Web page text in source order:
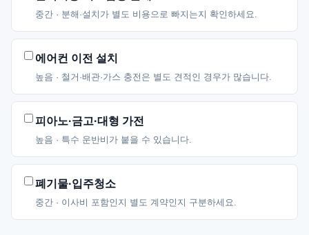
중간 · 분해·설치가 별도 비용으로 빠지는지 확인하세요.
에어컨 이전 설치
높음 · 철거·배관·가스 충전은 별도 견적인 경우가 많습니다.
피아노·금고·대형 가전
높음 · 특수 운반비가 붙을 수 있습니다.
폐기물·입주청소
중간 · 이사비 포함인지 별도 계약인지 구분하세요.